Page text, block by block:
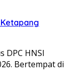
Ketapang
HNSI
Bertempat di